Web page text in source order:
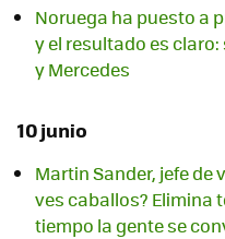
Noruega ha puesto a
y el resultado es
y Mercedes
10 junio
Martin Sander, jefe de
ves caballos? Elimina
tiempo la gente se